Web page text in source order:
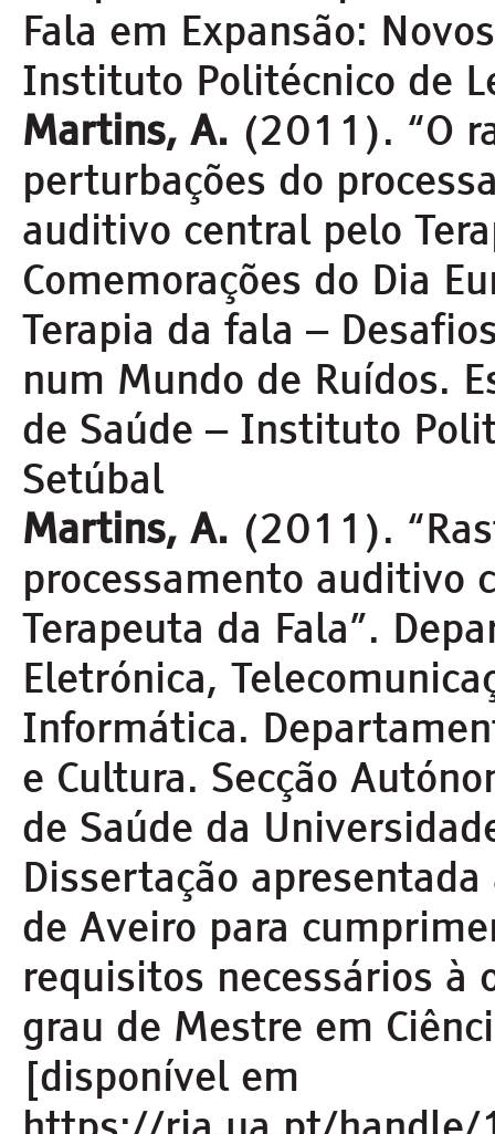
Fala em Expansão:
Instituto Politécnico de
Martins, A. (2011). “O
perturbações do
auditivo central pelo
Comemorações do Dia
Terapia da fala –
num Mundo de Ruídos.
de Saúde – Instituto
Setúbal
Martins, A. (2011).
processamento auditivo
Terapeuta da Fala”.
Eletrónica,
Informática.
e Cultura. Secção
de Saúde da
Dissertação
de Aveiro para
requisitos necessários à
grau de Mestre em
[disponível em